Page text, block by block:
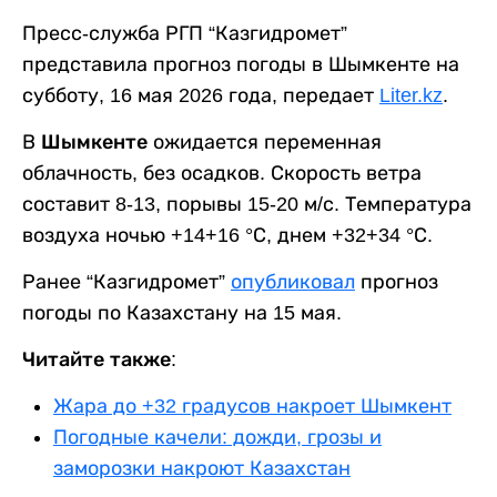
Пресс-служба РГП “Казгидромет”
представила прогноз погоды в Шымкенте на
субботу, 16 мая 2026 года, передает Liter.kz.
В Шымкенте ожидается переменная
облачность, без осадков. Скорость ветра
составит 8-13, порывы 15-20 м/с. Температура
воздуха ночью +14+16 °С, днем +32+34 °С.
Ранее “Казгидромет” опубликовал прогноз
погоды по Казахстану на 15 мая.
Читайте также:
Жара до +32 градусов накроет Шымкент
Погодные качели: дожди, грозы и
заморозки накроют Казахстан